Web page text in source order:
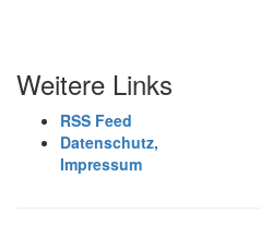
Weitere Links
RSS Feed
Datenschutz,
Impressum